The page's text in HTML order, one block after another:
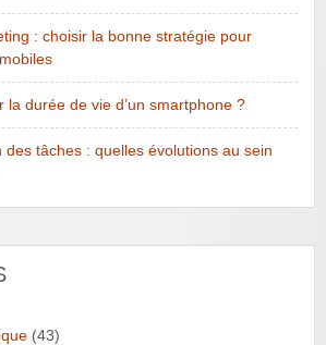
: choisir la bonne stratégie pour
la durée de vie d’un smartphone ?
des tâches : quelles évolutions au sein
(43)